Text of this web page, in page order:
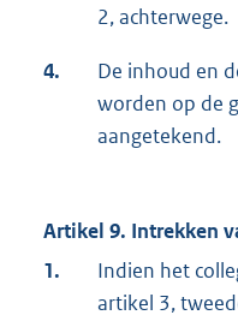
2, achterwege.
4.
De inhoud en
worden op de
aangetekend.
Artikel 9. Intrekken
1.
Indien het
artikel 3,